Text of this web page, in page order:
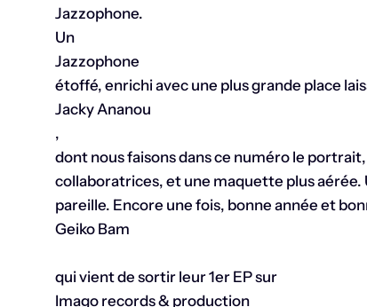
Jazzophone.
Un
Jazzophone
étoffé, enrichi avec une plus grande place
Jacky Ananou
,
dont nous faisons dans ce numéro le
collaboratrices, et une maquette plus aérée.
pareille. Encore une fois, bonne année et
Geiko Bam
qui vient de sortir leur 1er EP sur
Imago records & production